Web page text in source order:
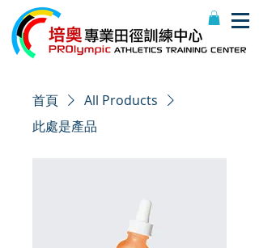
首頁
All Products
此處是產品